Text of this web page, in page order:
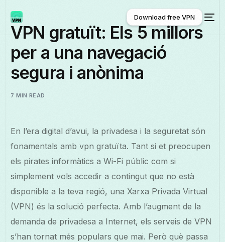
Català
Download free VPN
Download free VPN
VPN gratuït: Els 5 millors
per a una navegació
segura i anònima
7 MIN READ
En l’era digital d’avui, la privadesa i la seguretat són
fonamentals amb vpn gratuïta. Tant si et preocupen
els pirates informàtics a Wi-Fi públic com si
simplement vols accedir a contingut que no està
disponible a la teva regió, una Xarxa Privada Virtual
(VPN) és la solució perfecta. Amb l’augment de la
demanda de privadesa a Internet, els serveis de VPN
s’han tornat més populars que mai. Però què passa